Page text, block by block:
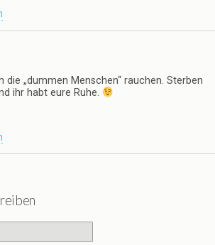
finde ich es ungerecht, dass sie unser
regeln und ihr Geld, was ansonsten
Behandlungen drauf gehen würde,
Schweine …